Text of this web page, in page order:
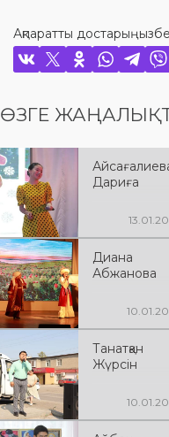
Ақпаратты
ӨЗГЕ
Дариға
Диана
Абжанова
Танатқан
Жүрсін